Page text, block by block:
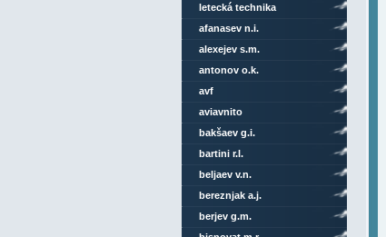
letecká technika
afanasev n.i.
alexejev s.m.
antonov o.k.
avf
aviavnito
bakšaev g.i.
bartini r.l.
beljaev v.n.
bereznjak a.j.
berjev g.m.